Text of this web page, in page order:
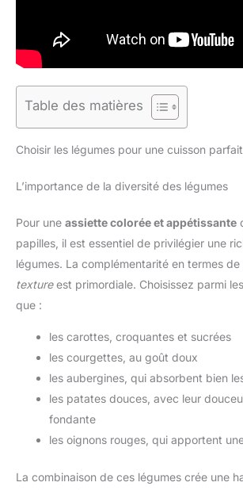
Table des matières
Choisir les légumes pour une cuisson
L’importance de la diversité des légumes
Pour une assiette colorée et appétissante
papilles, il est essentiel de privilégier une
légumes. La complémentarité en termes de
textureest primordiale. Choisissez parmi
que :
les carottes, croquantes et sucrées
les courgettes, au goût doux
les aubergines, qui absorbent bien
les patates douces, avec leur
fondante
les oignons rouges, qui apportent
La combinaison de ces légumes crée une